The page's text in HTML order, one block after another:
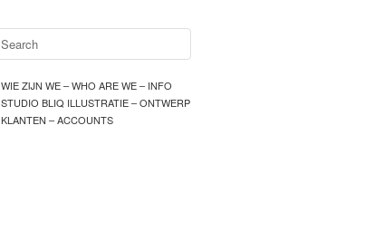
WIE ZIJN WE – WHO ARE WE – INFO
STUDIO BLIQ ILLUSTRATIE – ONTWERP
KLANTEN – ACCOUNTS